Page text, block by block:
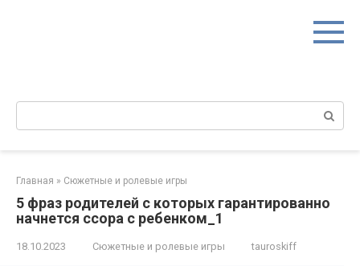
Поиск:
Главная » Сюжетные и ролевые игры
5 фраз родителей с которых гарантированно
начнется ссора с ребенком_1
18.10.2023 Сюжетные и ролевые игры tauroskiff